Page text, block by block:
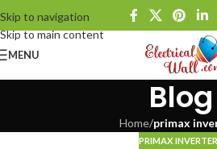
Skip to navigation
Skip to main content
MENU
Blog
Home/primax
PRIMAX